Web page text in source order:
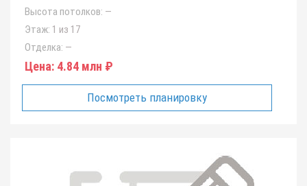
Высота потолков: —
Этаж: 1 из 17
Отделка: —
Цена: 4.84 млн ₽
Посмотреть планировку